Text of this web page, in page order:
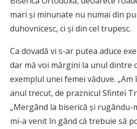
mari şi minunate nu numai din
duhovnicesc, ci şi din cel trupesc.
Ca dovadă vi s-ar putea aduce
dar mă voi mărgini la unul dintre
exemplul unei femei văduve.
anul trecut, de praznicul Sfintei
„Mergând la biserică şi rugându-
mi-a venit în gând că trebuie să